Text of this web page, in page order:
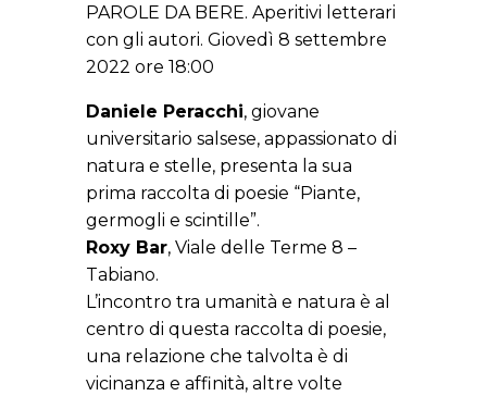
PAROLE DA BERE. Aperitivi letterari
con gli autori. Giovedì 8 settembre
2022 ore 18:00
Daniele Peracchi, giovane
universitario salsese, appassionato di
natura e stelle, presenta la sua
prima raccolta di poesie “Piante,
germogli e scintille”.
Roxy Bar, Viale delle Terme 8 –
Tabiano.
L’incontro tra umanità e natura è al
centro di questa raccolta di poesie,
una relazione che talvolta è di
vicinanza e affinità, altre volte